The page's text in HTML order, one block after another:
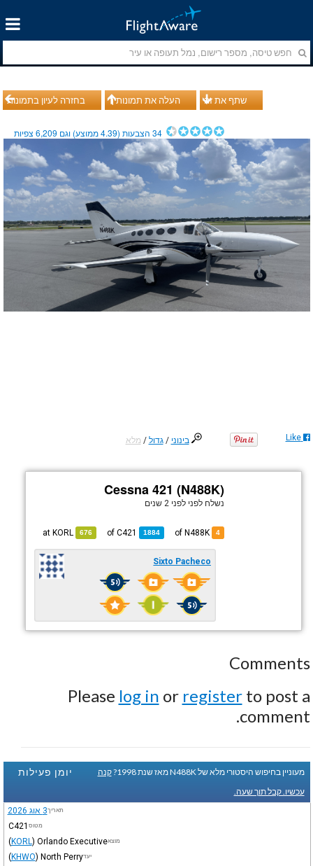
בחזרה לעיון בתמונות העלה את תמונותיך שתף את זה
34הצבעות (4.39ממוצע) וגם 6,209צפיות
בינוני /גדול / מלא Like
Cessna 421 (N488K)
נשלח לפני לפני 2 שנים
4
1884
C421
676
KORL
Sixto Pacheco
Comments
Please log in or registerto post a
comment.
יומן פעילות מעוניין בחיפוש היסטורי מלא של N488K מאז שנת 1998?
קנה
עכשיו. קבל תוך שעה.
תאריך3 אוג 2026
מטוס C421
מוצאOrlando Executive
(KORL )
יעדNorth Perry
(KHWO)